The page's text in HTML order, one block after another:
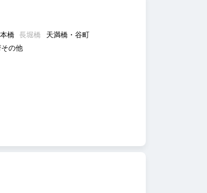
橋 長堀橋
天満橋・谷町
の他